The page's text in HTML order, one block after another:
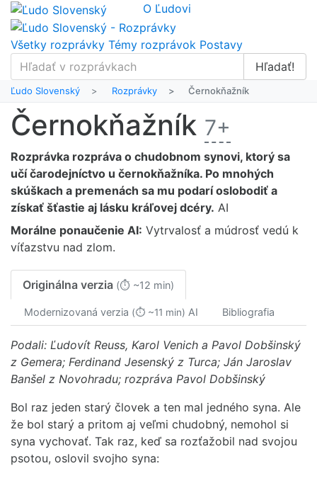
O Ľudovi
Všetky rozprávky Témy rozprávok Postavy
Hľadať!
Ľudo Slovenský Rozprávky Černokňažník
Černokňažník 7+
Rozprávka rozpráva o chudobnom synovi, ktorý sa
učí čarodejníctvo u černokňažníka. Po mnohých
skúškach a premenách sa mu podarí oslobodiť a
získať šťastie aj lásku kráľovej dcéry. AI
Morálne ponaučenie AI: Vytrvalosť a múdrosť vedú k
víťazstvu nad zlom.
Originálna verzia (⏱ ~12 min)
Modernizovaná verzia (⏱ ~11 min) AI Bibliografia
Podali: Ľudovít Reuss, Karol Venich a Pavol Dobšinský
z Gemera; Ferdinand Jesenský z Turca; Ján Jaroslav
Banšel z Novohradu; rozpráva Pavol Dobšinský
Bol raz jeden starý človek a ten mal jedného syna. Ale
že bol starý a pritom aj veľmi chudobný, nemohol si
syna vychovať. Tak raz, keď sa rozťažobil nad svojou
psotou, oslovil svojho syna: